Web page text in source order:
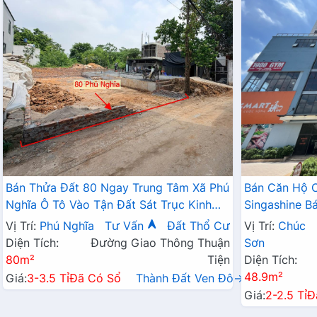
Bán Thửa Đất 80 Ngay Trung Tâm Xã Phú
Nghĩa Ô Tô Vào Tận Đất Sát Trục Kinh
Doanh Gần KCN Phú Nghĩa
Vị Trí: Phú Nghĩa Tư Vấn
Đất Thổ Cư
Diện Tích:
80m²
Đường Giao Thông Thuận
Tiện
Giá:3-3.5 TỉĐã Có Sổ Thành Đất Ven Đô→
Bán Căn Hộ
Singashine
Hợp Cho Hộ
Vị Trí: Chúc
Sơn
Diện Tích:
48.9m²
Giá:2-2.5 Tỉ